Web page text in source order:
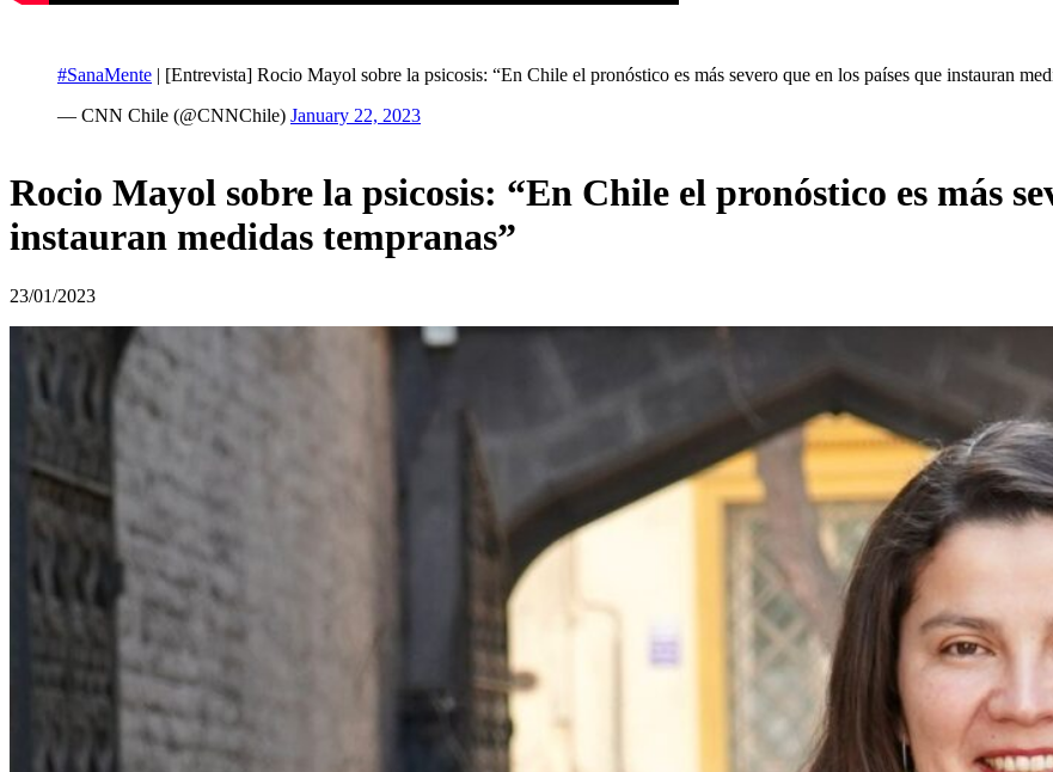
#SanaMente | [Entrevista] Rocio Mayol sobre la psicosis: “En Chile el pronóstico es más severo que en los países que instauran
— CNN Chile (@CNNChile) January 22, 2023
Rocio Mayol sobre la psicosis: “En Chile el pronóstico es más
instauran medidas tempranas”
23/01/2023